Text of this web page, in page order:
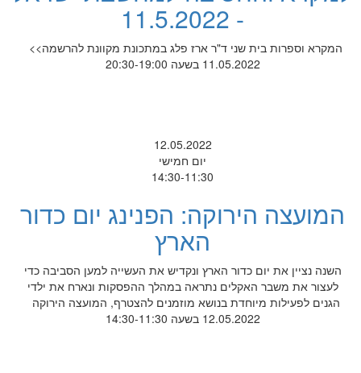
- 11.5.2022
המקרא וספרות בית שני ד"ר ארז פלג במתכונת מקוונת להרשמה>>
11.05.2022 בשעה 20:30-19:00
12.05.2022
יום חמישי
14:30-11:30
המועצה הירוקה: הפנינג יום כדור
הארץ
השנה נציין את יום כדור הארץ ונקדיש את העשייה למען הסביבה כדי
לעצור את משבר האקלים נתראה במהלך ההפסקות ונארח את ילדי
הגנים לפעילות מיוחדת בנושא מוזמנים להצטרף, המועצה הירוקה
12.05.2022 בשעה 14:30-11:30